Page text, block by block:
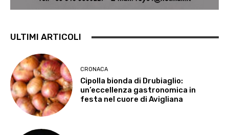
ULTIMI ARTICOLI
CRONACA
Cipolla bionda di Drubiaglio:
un’eccellenza gastronomica in
festa nel cuore di Avigliana